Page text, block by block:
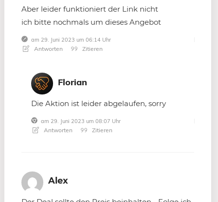
Aber leider funktioniert der Link nicht
ich bitte nochmals um dieses Angebot
am 29. Juni 2023 um 06:14 Uhr
Antworten Zitieren
Florian
Die Aktion ist leider abgelaufen, sorry
am 29. Juni 2023 um 08:07 Uhr
Antworten Zitieren
Alex